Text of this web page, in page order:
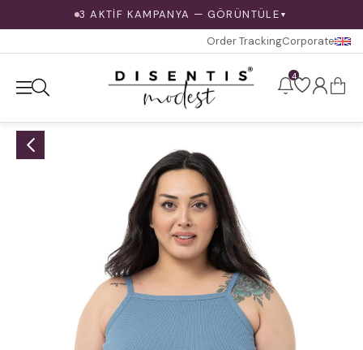
3 AKTİF KAMPANYA — GÖRÜNTÜLE ▼
Order TrackingCorporate
4